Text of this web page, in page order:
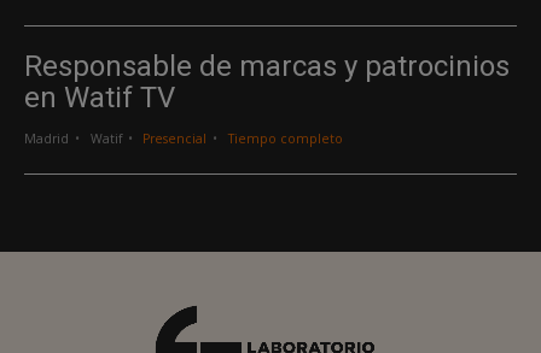
Responsable de marcas y patrocinios
en Watif TV
Madrid Watif Presencial Tiempo completo